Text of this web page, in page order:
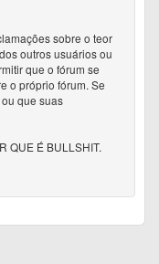
sobre o teor
outros usuários ou
que o fórum se
o próprio fórum. Se
que suas
QUE É BULLSHIT.